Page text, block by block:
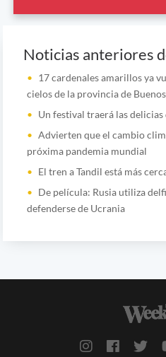
Noticias anteriores
17 cardenales amarillos ya
cielos de la provincia de
Un festival traerá las delicias
Advierten que el cambio
próxima pandemia mundial
El tren a Tandil está más
De película: Rusia utiliza
defenderse de Ucrania